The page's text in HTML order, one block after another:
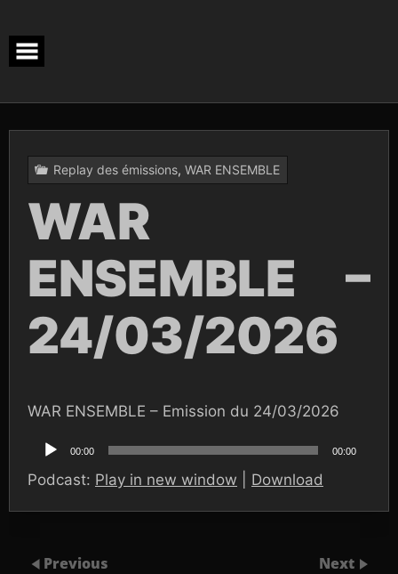
content
Replay des émissions, WAR ENSEMBLE
WAR
ENSEMBLE –
24/03/2026
WAR ENSEMBLE – Emission du 24/03/2026
audio
00:00 00:00
Podcast: Play in new window Download
Previous Next